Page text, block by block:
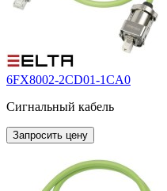
6FX8002-2CD01-1CA0
Сигнальный кабель
Запросить цену